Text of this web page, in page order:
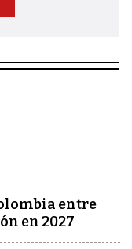
entre
en 2027